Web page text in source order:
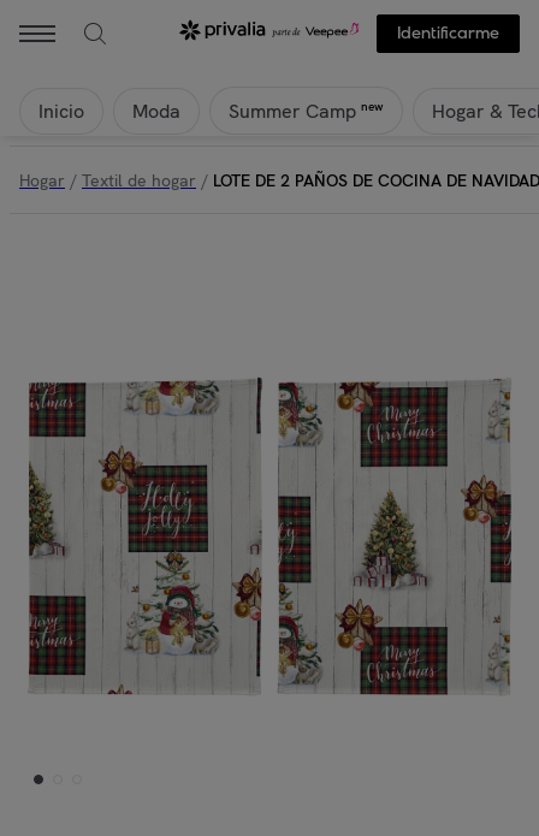
Identificarme
Inicio Moda Summer Camp new Hogar &
Hogar / Textil de hogar / LOTE DE 2 PAÑOS DE COCINA DE